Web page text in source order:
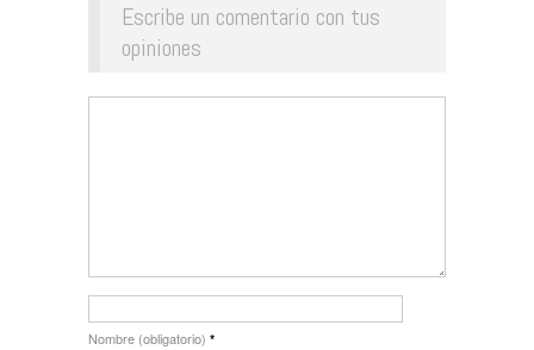
Escribe un comentario con tus
opiniones
Nombre (obligatorio) *